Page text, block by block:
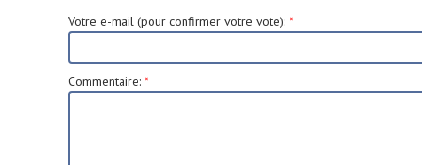
Votre e-mail (pour confirmer votre vote): *
Commentaire: *